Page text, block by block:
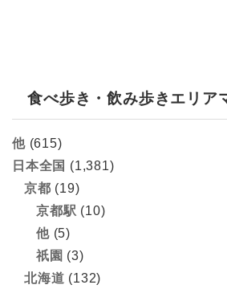
食べ歩き・飲み歩きエリア
他(615)
日本全国 (1,381)
京都 (19)
京都駅 (10)
他(5)
祇園 (3)
北海道 (132)